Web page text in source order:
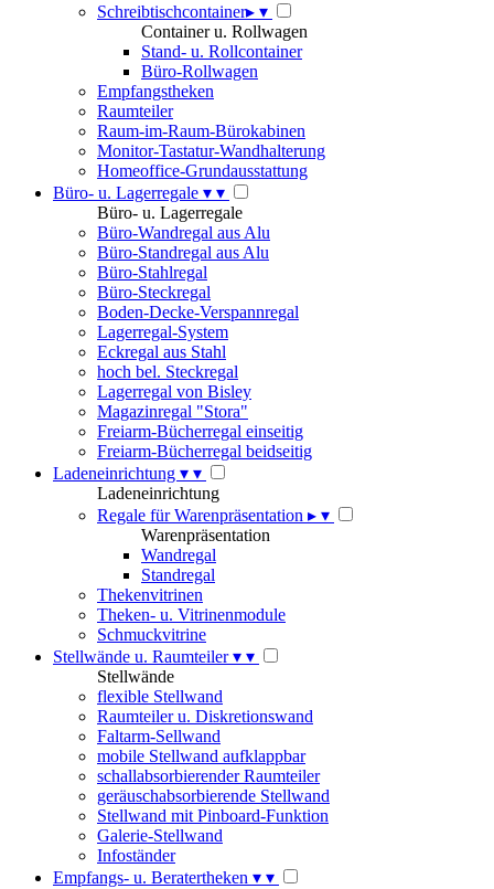
Schreibtischcontainer▸ ▾
Container u. Rollwagen
Stand- u. Rollcontainer
Büro-Rollwagen
Empfangstheken
Raumteiler
Raum-im-Raum-Bürokabinen
Monitor-Tastatur-Wandhalterung
Homeoffice-Grundausstattung
Büro- u. Lagerregale ▾ ▾
Büro- u. Lagerregale
Büro-Wandregal aus Alu
Büro-Standregal aus Alu
Büro-Stahlregal
Büro-Steckregal
Boden-Decke-Verspannregal
Lagerregal-System
Eckregal aus Stahl
hoch bel. Steckregal
Lagerregal von Bisley
Magazinregal "Stora"
Freiarm-Bücherregal einseitig
Freiarm-Bücherregal beidseitig
Ladeneinrichtung ▾ ▾
Ladeneinrichtung
Regale für Warenpräsentation ▸ ▾
Warenpräsentation
Wandregal
Standregal
Thekenvitrinen
Theken- u. Vitrinenmodule
Schmuckvitrine
Stellwände u. Raumteiler▾ ▾
Stellwände
flexible Stellwand
Raumteiler u. Diskretionswand
Faltarm-Sellwand
mobile Stellwand aufklappbar
schallabsorbierender Raumteiler
geräuschabsorbierende Stellwand
Stellwand mit Pinboard-Funktion
Galerie-Stellwand
Infoständer
Empfangs- u. Beratertheken ▾ ▾